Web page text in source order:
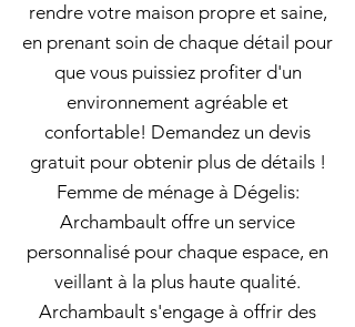
rendre votre maison propre et saine,
en prenant soin de chaque détail pour
que vous puissiez profiter d'un
environnement agréable et
confortable! Demandez un devis
gratuit pour obtenir plus de détails !
Femme de ménage à Dégelis:
Archambault offre un service
personnalisé pour chaque espace, en
veillant à la plus haute qualité.
Archambault s'engage à offrir des